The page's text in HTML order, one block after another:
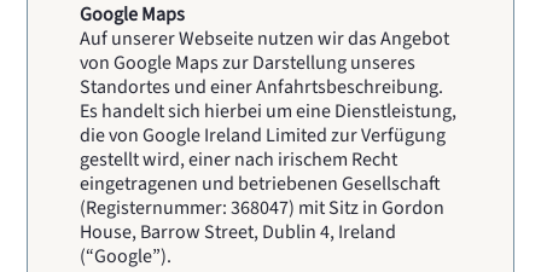
Google Maps
Auf unserer Webseite nutzen wir das Angebot
von Google Maps zur Darstellung unseres
Standortes und einer Anfahrtsbeschreibung.
Es handelt sich hierbei um eine Dienstleistung,
die von Google Ireland Limited zur Verfügung
gestellt wird, einer nach irischem Recht
eingetragenen und betriebenen Gesellschaft
(Registernummer: 368047) mit Sitz in Gordon
House, Barrow Street, Dublin 4, Ireland
(“Google”).